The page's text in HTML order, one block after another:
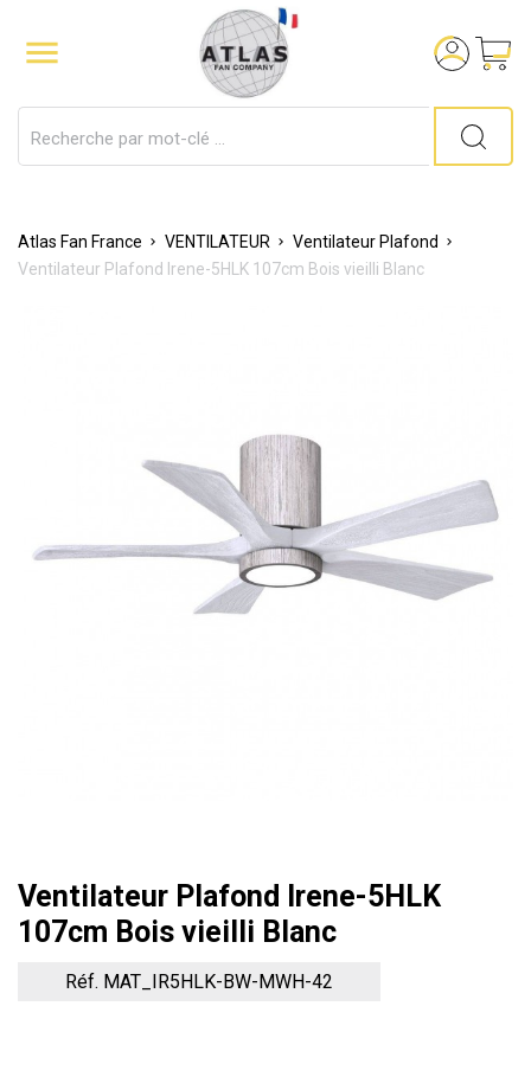

Atlas Fan France VENTILATEUR
Ventilateur Plafond
Ventilateur Plafond Irene-5HLK 107cm Bois vieilli Blanc
Ventilateur Plafond Irene-5HLK
107cm Bois vieilli Blanc
Réf. MAT_IR5HLK-BW-MWH-42